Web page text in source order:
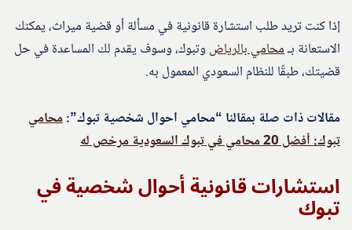
إذا كنت تريد طلب استشارة قانونية في مسألة أو قضية ميراث، يمكنك
الاستعانة بـمحامي بالرياض وتبوك، وسوف يقدم لك المساعدة في حل
قضيتك، طبقًا للنظام السعودي المعمول به.
مقالات ذات صلة بمقالنا “محامي احوال شخصية تبوك”:محامي
تبوك: أفضل 20 محامي في تبوك السعودية مرخص له
استشارات قانونية أحوال شخصية في
تبوك